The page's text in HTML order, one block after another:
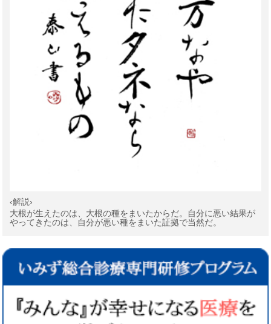
‹解説›
大根が生えたのは、大根の種をまいたからだ。自分に悪い結果が
やってきたのは、自分が悪い種をまいた証拠で当然だ。